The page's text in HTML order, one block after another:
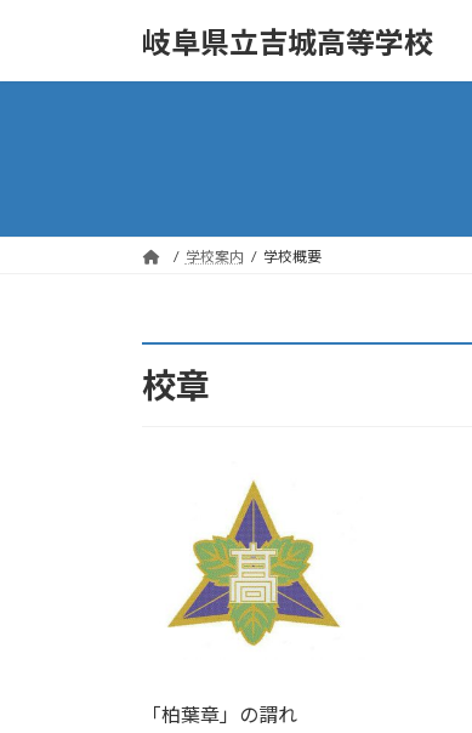
岐阜県立吉城高等学校
学校案内 学校概要
校章
「柏葉章」の謂れ